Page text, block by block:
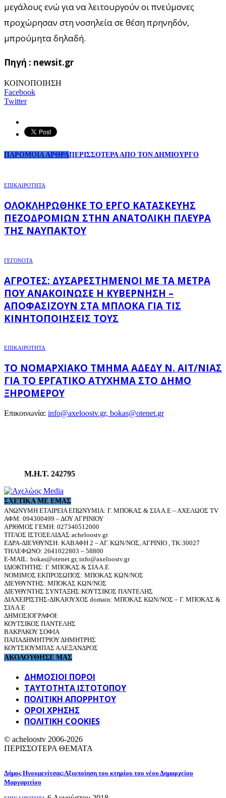
μεγάλους ενώ για να λειτουργούν οι πνεύμονες
προχώρησαν στη νοσηλεία σε θέση πρηνηδόν,
μπρούμητα δηλαδή.
Πηγή : newsit.gr
ΚΟΙΝΟΠΟΙΗΣΗ
Facebook
Twitter
ΠΑΡΟΜΟΙΑ ΑΡΘΡΑΠΕΡΙΣΣΟΤΕΡΑ ΑΠΟ ΤΟΝ ΔΗΜΙΟΥΡΓΟ
ΕΠΙΚΑΙΡΟΤΗΤΑ
ΟΛΟΚΛΗΡΏΘΗΚΕ ΤΟ ΈΡΓΟ ΚΑΤΑΣΚΕΥΉΣ
ΠΕΖΟΔΡΟΜΊΩΝ ΣΤΗΝ ΑΝΑΤΟΛΙΚΉ ΠΛΕΥΡΆ
ΤΗΣ ΝΑΥΠΆΚΤΟΥ
ΓΕΓΟΝΟΤΑ
ΑΓΡΌΤΕΣ: ΔΥΣΑΡΕΣΤΗΜΈΝΟΙ ΜΕ ΤΑ ΜΈΤΡΑ
ΠΟΥ ΑΝΑΚΟΊΝΩΣΕ Η ΚΥΒΈΡΝΗΣΗ –
ΑΠΟΦΑΣΊΖΟΥΝ ΣΤΑ ΜΠΛΌΚΑ ΓΙΑ ΤΙΣ
ΚΙΝΗΤΟΠΟΙΉΣΕΙΣ ΤΟΥΣ
ΕΠΙΚΑΙΡΟΤΗΤΑ
ΤΟ ΝΟΜΑΡΧΙΑΚΌ ΤΜΉΜΑ ΑΔΕΔΥ Ν. ΑΙΤ/ΝΊΑΣ
ΓΙΑ ΤΟ ΕΡΓΑΤΙΚΌ ΑΤΎΧΗΜΑ ΣΤΟ ΔΉΜΟ
ΞΗΡΟΜΈΡΟΥ
Επικοινωνία: info@axeloostv.gr, bokas@otenet.gr
Μ.Η.Τ. 242795
ΣΧΕΤΙΚΆ ΜΕ ΕΜΆΣ
ΑΝΩΝΥΜΗ ΕΤΑΙΡΕΙΑ ΕΠΩΝΥΜΙΑ: Γ. ΜΠΟΚΑΣ & ΣΙΑ Α.Ε – ΑΧΕΛΩΟΣ TV
ΑΦΜ: 094300499 – ΔΟΥ ΑΓΡΙΝΙΟΥ
ΑΡΙΘΜΟΣ ΓΕΜΗ: 027340512000
ΤΙΤΛΟΣ ΙΣΤΟΣΕΛΙΔΑΣ:acheloostv.gr
ΕΔΡΑ-ΔΙΕΥΘΥΝΣΗ: ΚΑΒΑΦΗ 2 – ΑΓ. ΚΩΝ/ΝΟΣ, ΑΓΡΙΝΙΟ , ΤΚ:30027
ΤΗΛΕΦΩΝΟ: 2641022803 – 58800
E-MAIL: bokas@otenet.gr, info@axeloostv.gr
ΙΔΙΟΚΤΗΤΗΣ: Γ. ΜΠΟΚΑΣ & ΣΙΑ Α.Ε
ΝΟΜΙΜΟΣ ΕΚΠΡΟΣΩΠΟΣ: ΜΠΟΚΑΣ ΚΩΝ/ΝΟΣ
ΔΙΕΥΘΥΝΤΗΣ: ΜΠΟΚΑΣ ΚΩΝ/ΝΟΣ
ΔΙΕΥΘΥΝΤΗΣ ΣΥΝΤΑΞΗΣ:ΚΟΥΤΣΙΚΟΣ ΠΑΝΤΕΛΗΣ
ΔΙΑΧΕΙΡΙΣΤΗΣ-ΔΙΚΑΙΟΥΧΟΣ domain: ΜΠΟΚΑΣ ΚΩΝ/ΝΟΣ – Γ. ΜΠΟΚΑΣ &
ΣΙΑ Α.Ε
ΔΗΜΟΣΙΟΓΡΑΦΟΙ:
ΚΟΥΤΣΙΚΟΣ ΠΑΝΤΕΛΗΣ
ΒΑΚΡΑΚΟΥ ΣΟΦΙΑ
ΠΑΠΑΔΗΜΗΤΡΙΟΥ ΔΗΜΗΤΡΗΣ
ΚΟΥΤΣΙΟΥΜΠΑΣ ΑΛΕΞΑΝΔΡΟΣ
ΑΚΟΛΟΥΘΗΣΕ ΜΑΣ
ΔΗΜΟΣΙΟΙ ΠΟΡΟΙ
ΤΑΥΤΌΤΗΤΑ ΙΣΤΌΤΟΠΟΥ
ΠΟΛΙΤΙΚΉ ΑΠΟΡΡΉΤΟΥ
ΌΡΟΙ ΧΡΉΣΗΣ
ΠΟΛΙΤΙΚΗ COOKIES
© acheloostv 2006-2026
ΠΕΡΙΣΣΟΤΕΡΑ ΘΕΜΑΤΑ
Δήμος Ηγουμενίτσας:Αξιοποίηση του κτηρίου του νέου Δημαρχείου
Μαργαριτίου